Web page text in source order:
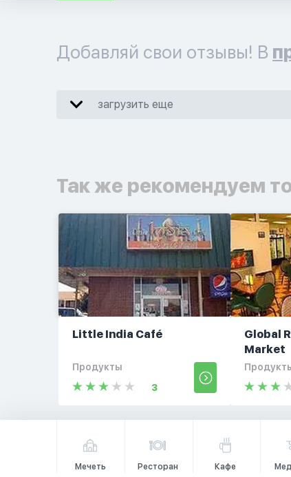
Добавляй свои отзывы! В
загрузить еще
Так же рекомендуем
Little India Café
Продукты
3
Global
Market
Мечеть Ресторан Кафе